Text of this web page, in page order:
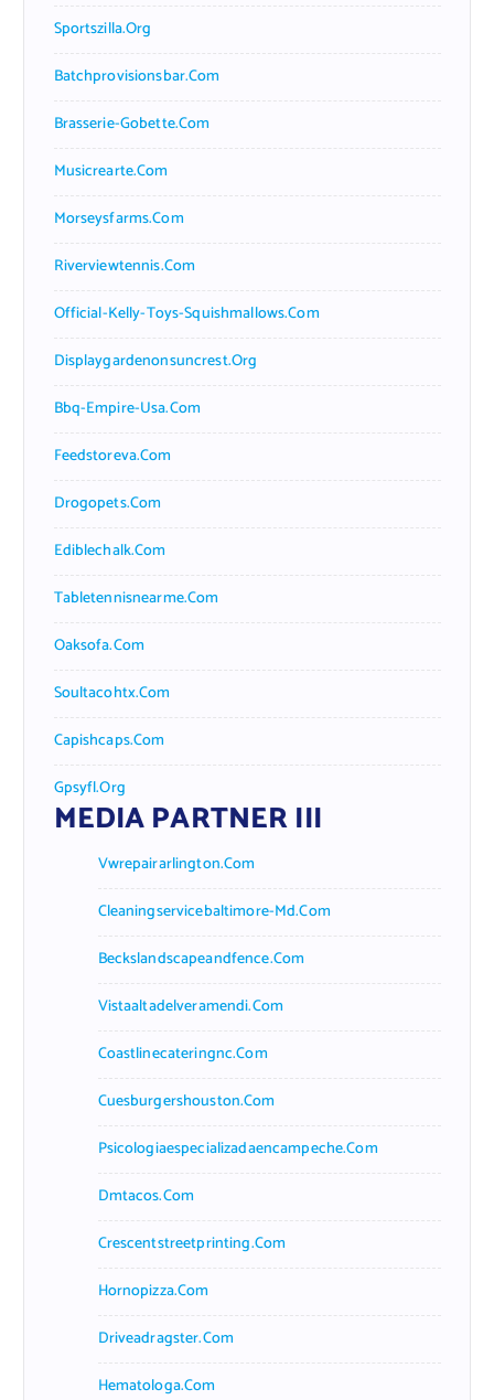
Sportszilla.org
Batchprovisionsbar.com
Brasserie-Gobette.com
Musicrearte.com
Morseysfarms.com
Riverviewtennis.com
Official-Kelly-Toys-Squishmallows.com
Displaygardenonsuncrest.org
Bbq-Empire-Usa.com
Feedstoreva.com
Drogopets.com
Ediblechalk.com
Tabletennisnearme.com
Oaksofa.com
Soultacohtx.com
Capishcaps.com
Gpsyfl.org
MEDIA PARTNER III
Vwrepairarlington.com
Cleaningservicebaltimore-Md.com
Beckslandscapeandfence.com
Vistaaltadelveramendi.com
Coastlinecateringnc.com
Cuesburgershouston.com
Psicologiaespecializadaencampeche.com
Dmtacos.com
Crescentstreetprinting.com
Hornopizza.com
Driveadragster.com
Hematologa.com